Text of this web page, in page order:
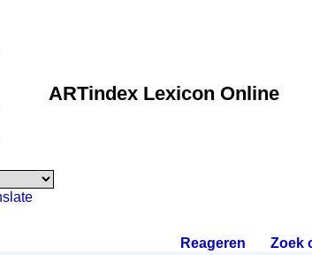
ARTindex Lexicon Online
Reageren Zoek